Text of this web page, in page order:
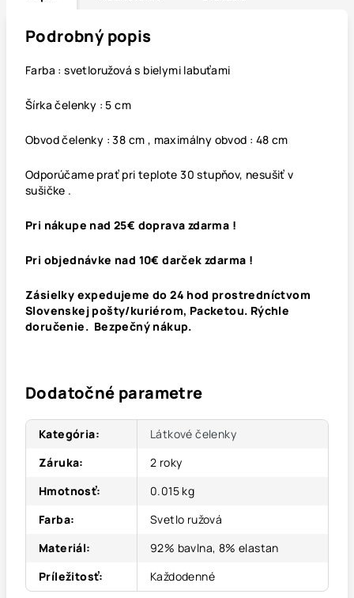
Podrobný popis
Farba : svetloružová s bielymi labuťami
Šírka čelenky : 5 cm
Obvod čelenky : 38 cm , maximálny obvod : 48 cm
Odporúčame prať pri teplote 30 stupňov, nesušiť v
sušičke .
Pri nákupe nad 25€ doprava zdarma !
Pri objednávke nad 10€ darček zdarma !
Zásielky expedujeme do 24 hod prostredníctvom
Slovenskej pošty/kuriérom, Packetou. Rýchle
doručenie. Bezpečný nákup.
Dodatočné parametre
Kategória:
Látkové čelenky
Záruka:
2 roky
Hmotnosť:
0.015 kg
Farba:
Svetlo ružová
Materiál:
92% bavlna, 8% elastan
Príležitosť: Každodenné